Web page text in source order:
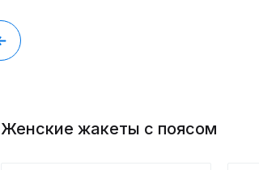
Женские жакеты с поясом